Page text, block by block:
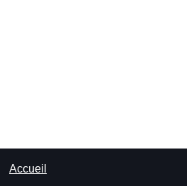
Accueil